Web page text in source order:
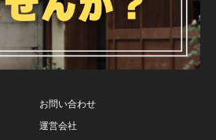
お問い合わせ
運営会社